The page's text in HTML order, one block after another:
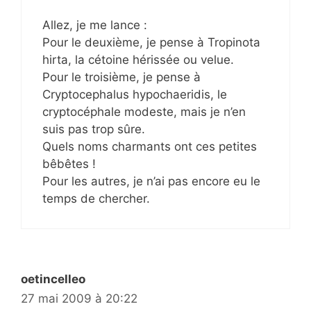
Allez, je me lance :
Pour le deuxième, je pense à Tropinota
hirta, la cétoine hérissée ou velue.
Pour le troisième, je pense à
Cryptocephalus hypochaeridis, le
cryptocéphale modeste, mais je n’en
suis pas trop sûre.
Quels noms charmants ont ces petites
bêbêtes !
Pour les autres, je n’ai pas encore eu le
temps de chercher.
oetincelleo
27 mai 2009 à 20:22